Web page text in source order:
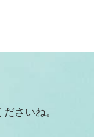
さいね。